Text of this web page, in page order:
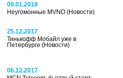
09.01.2018
Неугомонные MVNO(Новости)
25.12.2017
Тинькофф Мобайл уже в
Петербурге(Новости)
06.12.2017